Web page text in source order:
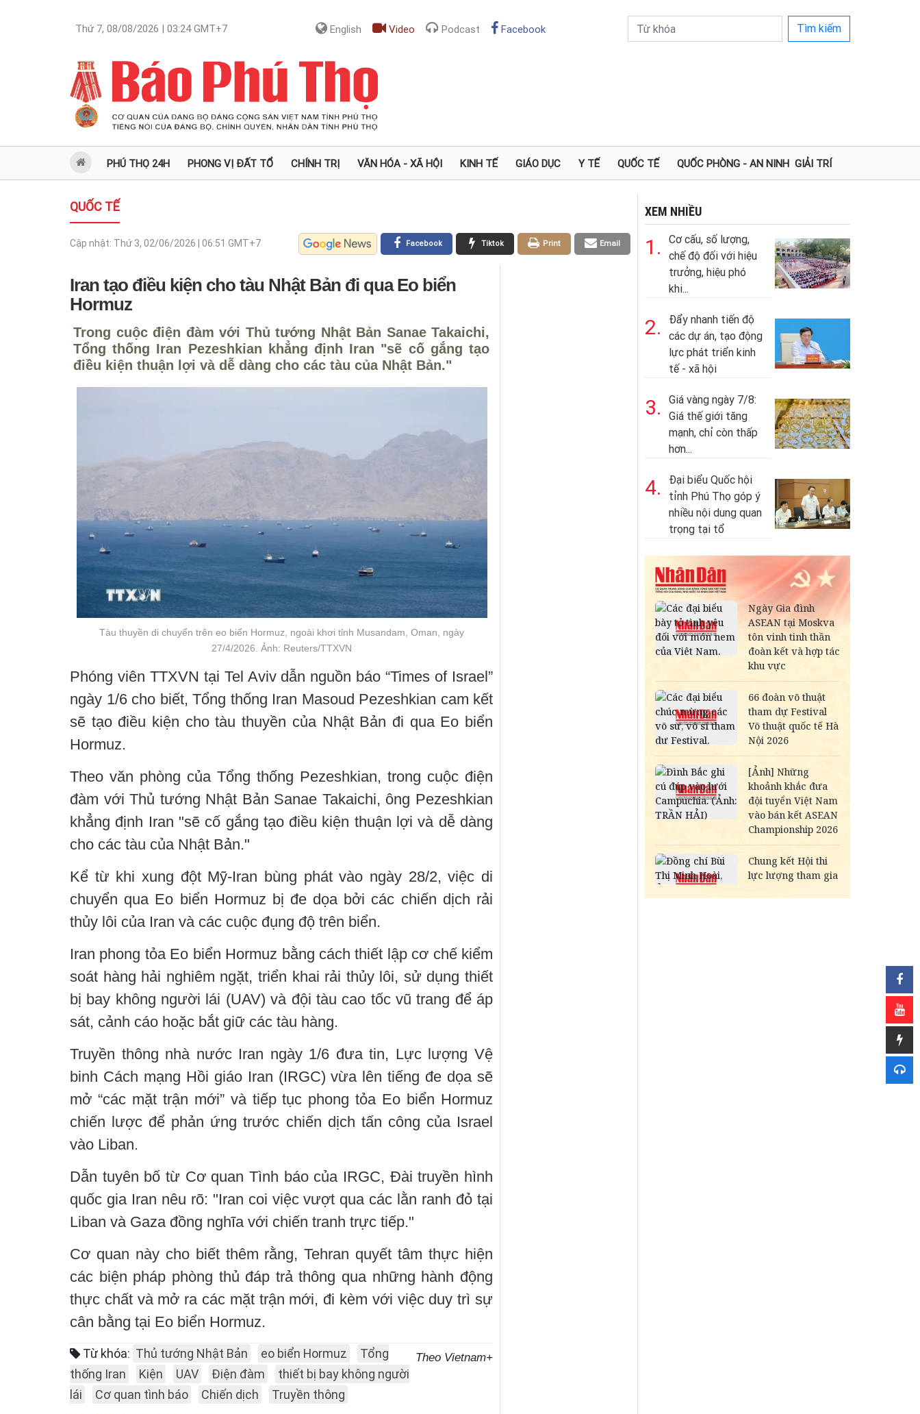
Thứ 7, 08/08/2026 | 03:24GMT+7 English Video Podcast Facebook Tìm kiếm
PHÚ THỌ 24H PHONG VỊ ĐẤT TỔ CHÍNH TRỊ VĂN HÓA - XÃ HỘI KINH TẾ GIÁO DỤC Y TẾ QUỐC TẾ QUỐC PHÒNG - AN NINH GIẢI TRÍ
QUỐC TẾ
Cập nhật: Thứ 3, 02/06/2026 | 06:51 GMT+7 Email
Print
Tiktok
Facebook
Iran tạo điều kiện cho tàu Nhật Bản đi qua Eo biển
Hormuz
Trong cuộc điện đàm với Thủ tướng Nhật Bản Sanae Takaichi,
Tổng thống Iran Pezeshkian khẳng định Iran "sẽ cố gắng tạo
điều kiện thuận lợi và dễ dàng cho các tàu của Nhật Bản."
Tàu thuyền di chuyển trên eo biển Hormuz, ngoài khơi tỉnh Musandam, Oman, ngày
27/4/2026. Ảnh: Reuters/TTXVN
Phóng viên TTXVN tại Tel Aviv dẫn nguồn báo “Times of Israel”
ngày 1/6 cho biết, Tổng thống Iran Masoud Pezeshkian cam kết
sẽ tạo điều kiện cho tàu thuyền của Nhật Bản đi qua Eo biển
Hormuz.
Theo văn phòng của Tổng thống Pezeshkian, trong cuộc điện
đàm với Thủ tướng Nhật Bản Sanae Takaichi, ông Pezeshkian
khẳng định Iran "sẽ cố gắng tạo điều kiện thuận lợi và dễ dàng
cho các tàu của Nhật Bản."
Kể từ khi xung đột Mỹ-Iran bùng phát vào ngày 28/2, việc di
chuyển qua Eo biển Hormuz bị đe dọa bởi các chiến dịch rải
thủy lôi của Iran và các cuộc đụng độ trên biển.
Iran phong tỏa Eo biển Hormuz bằng cách thiết lập cơ chế kiểm
soát hàng hải nghiêm ngặt, triển khai rải thủy lôi, sử dụng thiết
bị bay không người lái (UAV) và đội tàu cao tốc vũ trang để áp
sát, cảnh cáo hoặc bắt giữ các tàu hàng.
Truyền thông nhà nước Iran ngày 1/6 đưa tin, Lực lượng Vệ
binh Cách mạng Hồi giáo Iran (IRGC) vừa lên tiếng đe dọa sẽ
mở “các mặt trận mới” và tiếp tục phong tỏa Eo biển Hormuz
chiến lược để phản ứng trước chiến dịch tấn công của Israel
vào Liban.
Dẫn tuyên bố từ Cơ quan Tình báo của IRGC, Đài truyền hình
quốc gia Iran nêu rõ: "Iran coi việc vượt qua các lằn ranh đỏ tại
Liban và Gaza đồng nghĩa với chiến tranh trực tiếp."
Cơ quan này cho biết thêm rằng, Tehran quyết tâm thực hiện
các biện pháp phòng thủ đáp trả thông qua những hành động
thực chất và mở ra các mặt trận mới, đi kèm với việc duy trì sự
cân bằng tại Eo biển Hormuz.
Theo Vietnam+
Từ khóa: Thủ tướng Nhật Bản eo biển Hormuz
Tổng
thống Iran
Kiện UAV Điện đàm
thiết bị bay không người
lái
Cơ quan tình báo Chiến dịch Truyền thông
XEM NHIỀU
1.
Cơ cấu, số lượng,
chế độ đối với hiệu
trưởng, hiệu phó
khi...
2.
Đẩy nhanh tiến độ
các dự án, tạo động
lực phát triển kinh
tế - xã hội
3.
Giá vàng ngày 7/8:
Giá thế giới tăng
mạnh, chỉ còn thấp
hơn...
4.
Đại biểu Quốc hội
tỉnh Phú Thọ góp ý
nhiều nội dung quan
trọng tại tổ